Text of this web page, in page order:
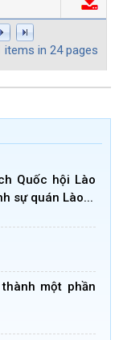
items in 24pages
Quốc hội Lào
sự quán Lào...
một phần